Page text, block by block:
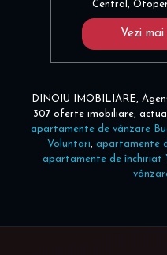
Central,
Vezi
DINOIU IMOBILIARE,
307 oferte imobiliare,
apartamente de vânzare
Voluntari, apartamente
apartamente de închiriat